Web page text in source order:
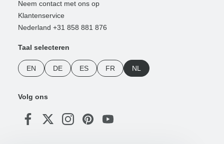
Neem contact met ons op
Klantenservice
Nederland +31 858 881 876
Taal selecteren
EN DE ES FR NL
Volg ons